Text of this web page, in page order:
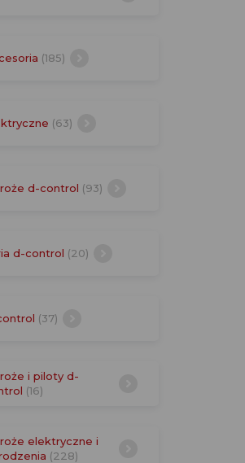
(185)
(63)
d-control (93)
d-control (20)
(37)
i piloty d-
(16)
elektryczne i
(228)